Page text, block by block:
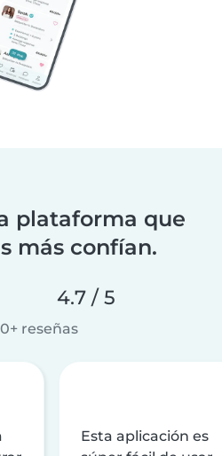
plataforma que
más confían.
4.7 / 5
reseñas
Esta aplicación es